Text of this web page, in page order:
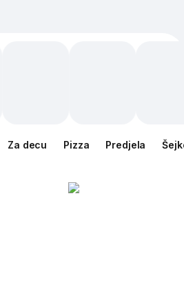
Za decu Pizza Predjela